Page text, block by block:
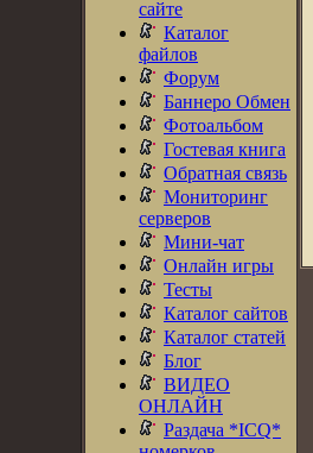
сайте
Каталог
файлов
Форум
Баннеро Обмен
Фотоальбом
Гостевая книга
Обратная связь
Мониторинг
серверов
Мини-чат
Онлайн игры
Тесты
Каталог сайтов
Каталог статей
Блог
ВИДЕО
ОНЛАЙН
Раздача *ICQ*